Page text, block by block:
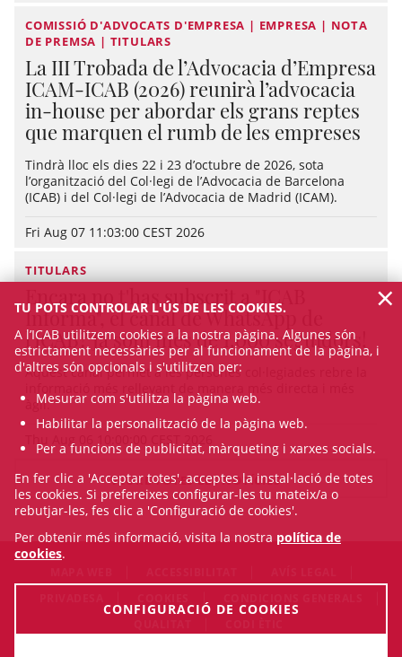
COMISSIÓ D'ADVOCATS D'EMPRESA | EMPRESA | NOTA
DE PREMSA | TITULARS
La III Trobada de l’Advocacia d’Empresa
ICAM-ICAB (2026) reunirà l’advocacia
in-house per abordar els grans reptes
que marquen el rumb de les empreses
Tindrà lloc els dies 22 i 23 d’octubre de 2026, sota
l’organització del Col·legi de l’Advocacia de Barcelona
(ICAB) i del Col·legi de l’Advocacia de Madrid (ICAM).
Fri Aug 07 11:03:00 CEST 2026
TITULARS
Encara no t'has subscrit a "ICAB
Informa", el canal de WhatsApp de
l'ICAB? Ja som més de 1.000 seguidors!
Aquest canal permet a les persones col·legiades rebre la
àgil.
Thu Aug 06 10:00:00 CEST 2026
VEURE TOTES LES NOTÍCIES
TU POTS CONTROLAR L'ÚS DE LES COOKIES.
A l’ICAB utilitzem cookies a la nostra pàgina. Algunes són
estrictament necessàries per al funcionament de la pàgina, i
d'altres són opcionals i s'utilitzen per:
Mesurar com s'utilitza la pàgina web.
Habilitar la personalització de la pàgina web.
Per a funcions de publicitat, màrqueting i xarxes socials.
En fer clic a 'Acceptar totes', acceptes la instal·lació de totes
les cookies. Si prefereixes configurar-les tu mateix/a o
rebutjar-les, fes clic a 'Configuració de cookies'.
Per obtenir més informació, visita la nostra política de
cookies.
CONFIGURACIÓ DE COOKIES
×